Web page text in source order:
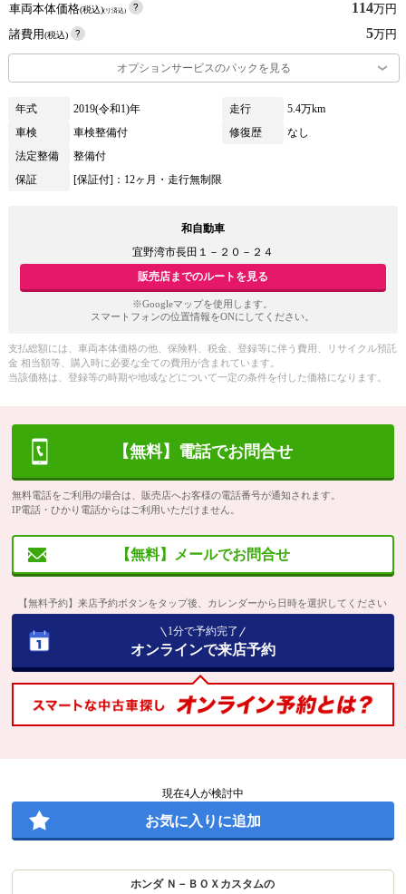
車両本体価格(税込)(リ済込) 114万円
諸費用(税込) 5万円
オプションサービスのパックを見る
年式 2019(令和1)年 走行
5.4万km
車検
車検整備付 修復歴
なし
法定整備
整備付
保証
[保証付]：12ヶ月・走行無制限
和自動車
宜野湾市長田１－２０－２４
販売店までのルートを見る
※Googleマップを使用します。
スマートフォンの位置情報をONにしてください。
支払総額には、車両本体価格の他、保険料、税金、登録等に伴う費用、リサイクル預託
金 相当額等、購入時に必要な全ての費用が含まれています。
当該価格は、登録等の時期や地域などについて一定の条件を付した価格になります。
【無料】電話でお問合せ
無料電話をご利用の場合は、販売店へお客様の電話番号が通知されます。
IP電話・ひかり電話からはご利用いただけません。
【無料】メールでお問合せ
【無料予約】来店予約ボタンをタップ後、カレンダーから日時を選択してください
1分で予約完了
オンラインで来店予約
現在4人が検討中
お気に入りに追加
ホンダ Ｎ－ＢＯＸカスタムの